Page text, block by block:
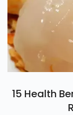
15 Health